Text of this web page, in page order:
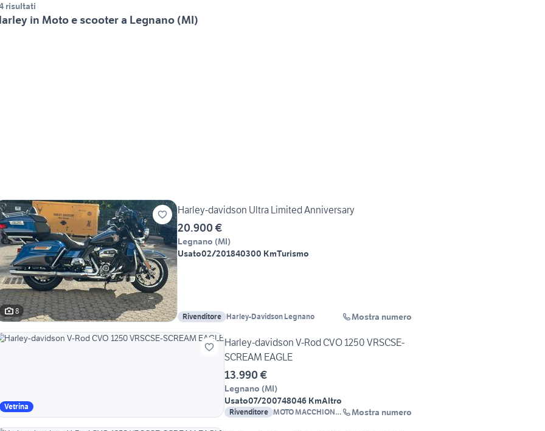
risultati
in Moto e scooter a Legnano (MI)
8
Harley-davidson Ultra Limited Anniversary
20.900 €
Legnano (MI)
Usato02/201840300 KmTurismo
Rivenditore Harley-Davidson Legnano Mostra numero
Vetrina
Harley-davidson V-Rod CVO 1250 VRSCSE-
SCREAM EAGLE
13.990 €
Legnano (MI)
Usato07/200748046 KmAltro
Rivenditore MOTO MACCHION
Mostra numero